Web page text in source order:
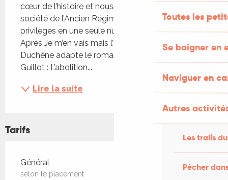
Toutes les
Se baigner en
Naviguer en
Autres
Les trails
Pêcher
cœur de l’histoire et nous raconte comment la
société de l’Ancien Régime a mis fin à ses
privilèges en une seule nuit, celle du 4 août 1789.
Après Je m’en vais mais l’État demeure, Hugues
Duchêne adapte le roman historique de Bertrand
Guillot : L’abolition...
Lire la suite
Tarifs
Tarifs 2026
Général
selon le placement